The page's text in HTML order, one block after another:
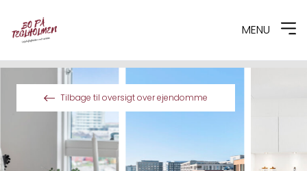
Spring til indhold
MENU
Tilbage til oversigt over ejendomme